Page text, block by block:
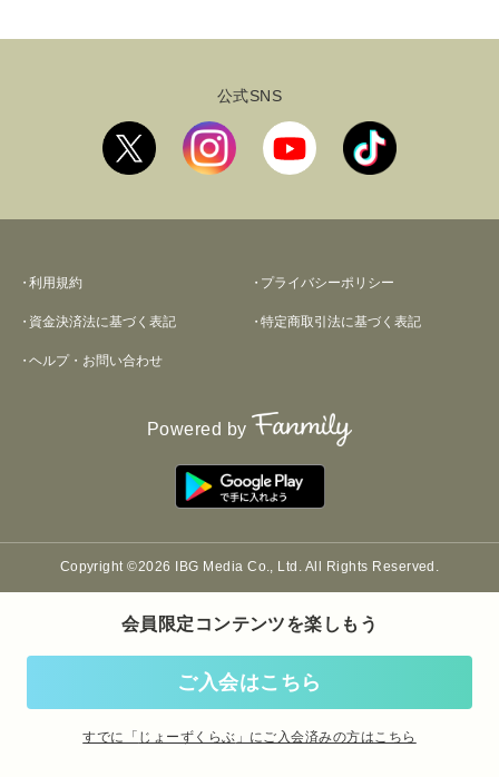
会員限定コンテンツを楽しもう
ご入会はこちら
すでに「 じょーずくらぶ 」にご入会済みの方はこちら
公式SNS
利用規約 プライバシーポリシー
資金決済法に基づく表記 特定商取引法に基づく表記
ヘルプ・お問い合わせ
Powered by
Copyright ©2026 IBG Media Co., Ltd. All Rights Reserved.